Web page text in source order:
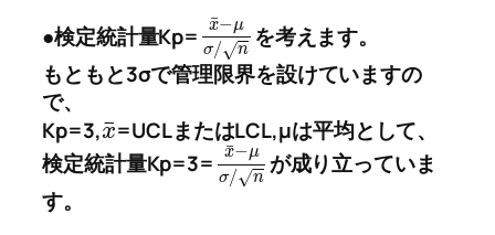
●検定統計量Kp= x
¯−μ
σ/ n
√
を考えます。
もともと3σで管理限界を設けていますの
で、
Kp=3,x
¯=UCLまたはLCL,μは平均として、
検定統計量Kp=3=
x
¯−μ
σ/ n
√
が成り立っていま
す。